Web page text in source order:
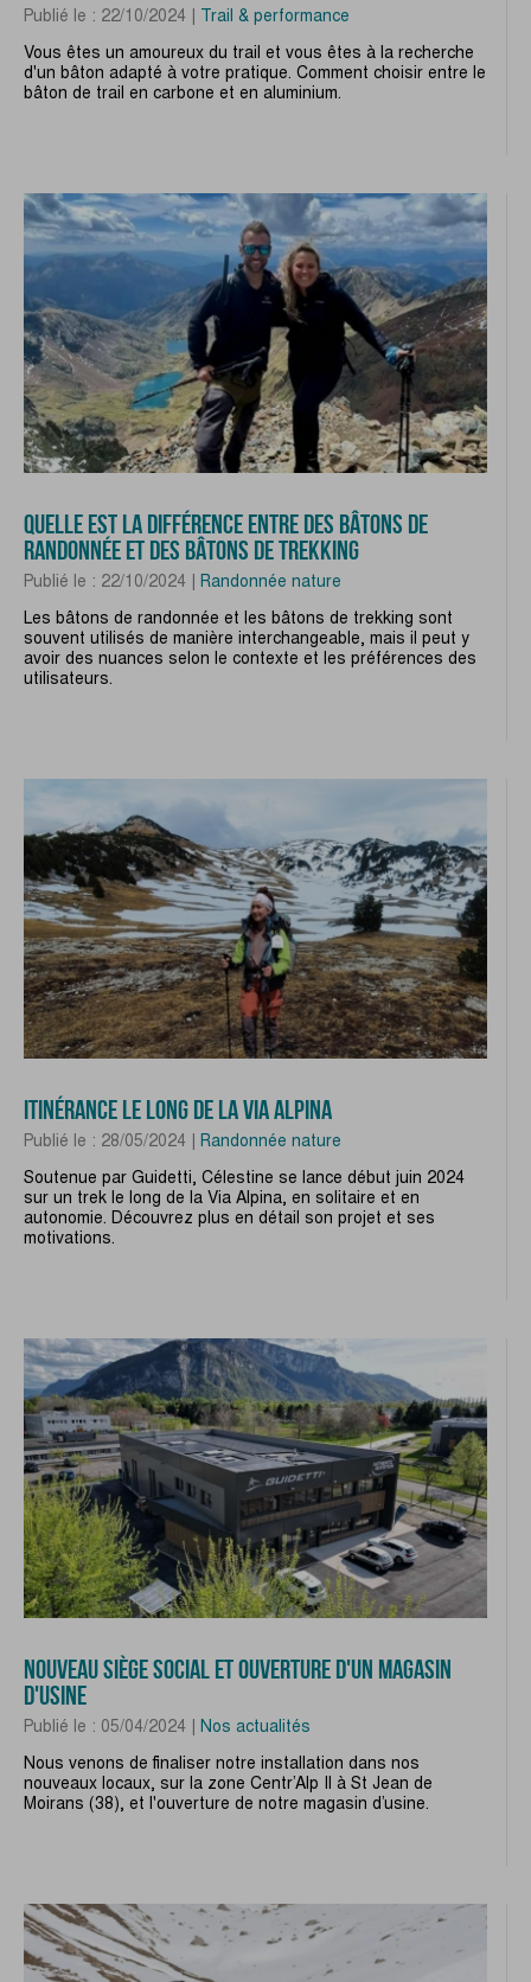
Publié le : 22/10/2024 | Trail & performance
Vous êtes un amoureux du trail et vous êtes à la recherche
d'un bâton adapté à votre pratique. Comment choisir entre le
bâton de trail en carbone et en aluminium.
QUELLE EST LA DIFFÉRENCE ENTRE DES BÂTONS DE
RANDONNÉE ET DES BÂTONS DE TREKKING
Publié le : 22/10/2024 | Randonnée nature
Les bâtons de randonnée et les bâtons de trekking sont
souvent utilisés de manière interchangeable, mais il peut y
avoir des nuances selon le contexte et les préférences des
utilisateurs.
ITINÉRANCE LE LONG DE LA VIA ALPINA
Publié le : 28/05/2024 | Randonnée nature
Soutenue par Guidetti, Célestine se lance début juin 2024
sur un trek le long de la Via Alpina, en solitaire et en
autonomie. Découvrez plus en détail son projet et ses
motivations.
NOUVEAU SIÈGE SOCIAL ET OUVERTURE D'UN MAGASIN
D'USINE
Publié le : 05/04/2024 | Nos actualités
Nous venons de finaliser notre installation dans nos
nouveaux locaux, sur la zone Centr’Alp II à St Jean de
Moirans (38), et l'ouverture de notre magasin d’usine.